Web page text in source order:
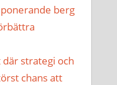
berg
där strategi och
chans att